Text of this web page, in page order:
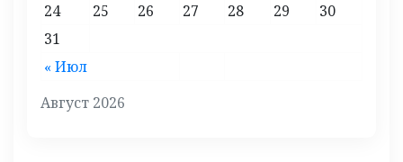
Август 2026
« Июл
24
25 26 27 28 29
30
31